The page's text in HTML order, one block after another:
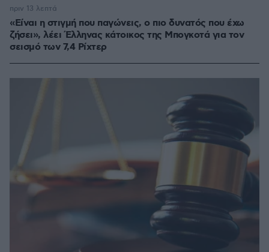
«Είναι η στιγμή που παγώνεις, ο πιο δυνατός που έχω
ζήσει», λέει Έλληνας κάτοικος της Μπογκοτά για τον
σεισμό των 7,4 Ρίχτερ
πριν 13 λεπτά